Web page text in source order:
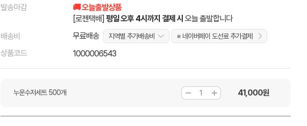
발송마감
🚚 오늘출발상품
[로젠택배] 평일 오후 4시까지 결제 시 오늘 출발합니다
배송비
무료배송 지역별 추가배송비 ※ 네이버페이 도선료 추가결제
상품코드 1000006543
누운수저세트 500개 41,000원